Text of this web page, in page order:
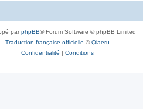
parphpBB® Forum Software © phpBB Limited
Traduction française officielle ©Qiaeru
Confidentialité | Conditions